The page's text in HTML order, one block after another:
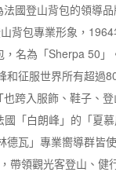
國登山背包的領導
背包專業形象，
，名為「Sherpa 50
和征服世界所有超過
跨入服飾、鞋子、
「白朗峰」的「夏
德瓦」專業嚮導群皆
帶領觀光客登山、健